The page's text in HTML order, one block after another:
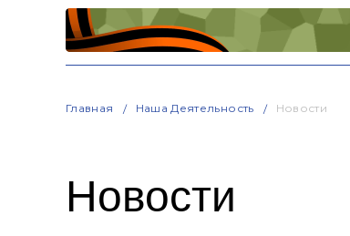
Главная Наша Деятельность Новости
Новости